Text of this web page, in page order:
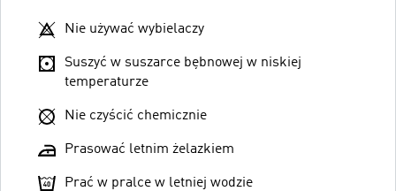
Nie używać wybielaczy
Suszyć w suszarce bębnowej w niskiej
temperaturze
Nie czyścić chemicznie
Prasować letnim żelazkiem
Prać w pralce w letniej wodzie